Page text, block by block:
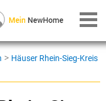
> Häuser Rhein-Sieg-Kreis